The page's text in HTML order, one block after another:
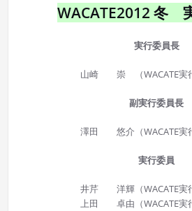
WACATE2012 冬
実行委員長
山崎 崇 （WACATE実行
副実行委員長
澤田 悠介（WACATE実
実行委員
井芹 洋輝（WACATE実
上田 卓由（WACATE実